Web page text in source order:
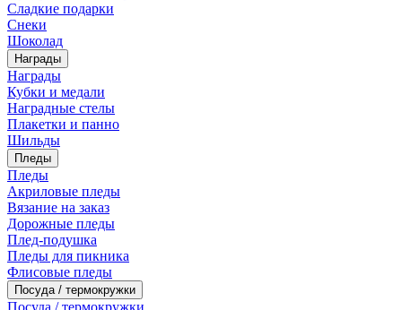
Сладкие подарки
Снеки
Шоколад
Награды
Награды
Кубки и медали
Наградные стелы
Плакетки и панно
Шильды
Пледы
Пледы
Акриловые пледы
Вязание на заказ
Дорожные пледы
Плед-подушка
Пледы для пикника
Флисовые пледы
Посуда / термокружки
Посуда / термокружки